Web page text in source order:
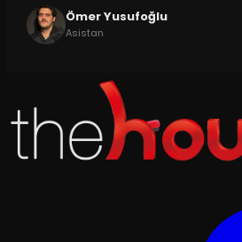
Ömer Yusufoğlu
Asistan